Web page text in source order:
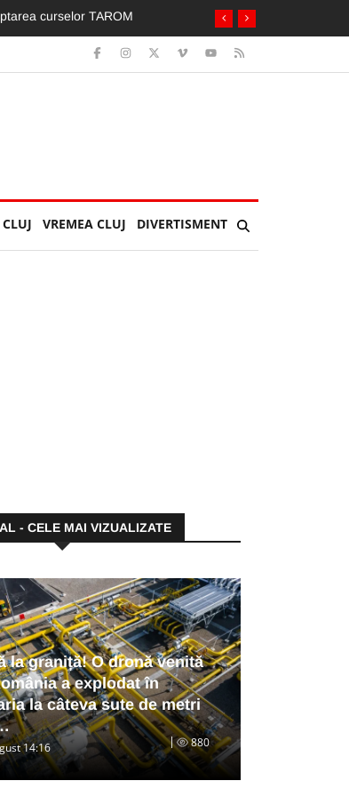
Vouă care v-au plăcut?
VREMEA CLUJ DIVERTISMENT
- CELE MAI VIZUALIZATE
la graniță! O dronă venită
a explodat în
la câteva sute de metri
14:16 880